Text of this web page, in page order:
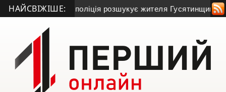
НАЙСВІЖІШЕ:
та зник: поліція розшукує жителя Гусятинщини